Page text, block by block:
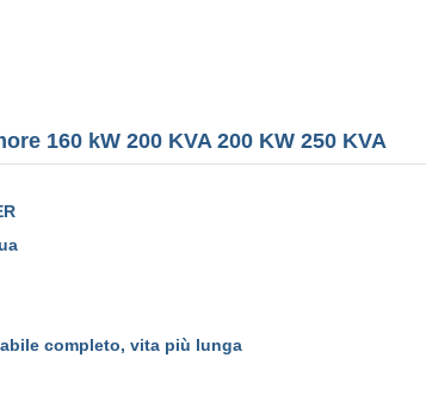
160 kW 200 KVA 200 KW 250 KVA
completo, vita più lunga